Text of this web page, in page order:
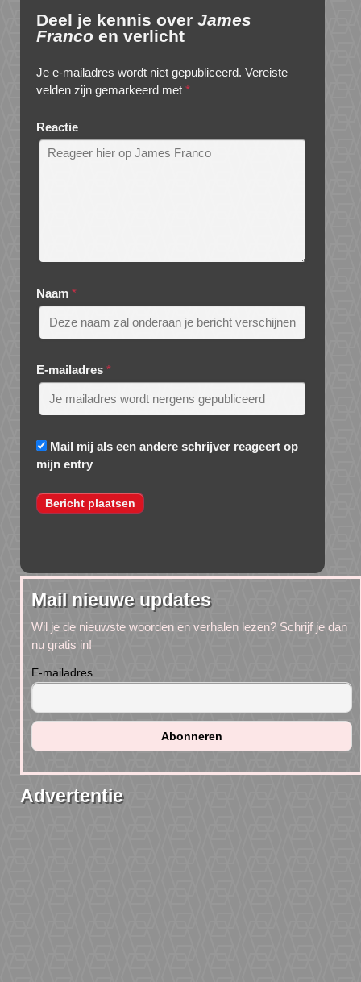
Deel je kennis over James
Franco en verlicht
Je e-mailadres wordt niet gepubliceerd. Vereiste
velden zijn gemarkeerd met *
Reactie
Naam *
E-mailadres *
Mail mij als een andere schrijver reageert op
mijn entry
Mail nieuwe updates
Wil je de nieuwste woorden en verhalen lezen? Schrijf je dan
nu gratis in!
E-mailadres
Advertentie